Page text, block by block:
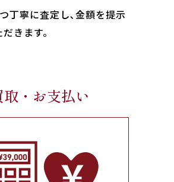
丁寧に査定し､金額を提示
きます。
取・お支払い